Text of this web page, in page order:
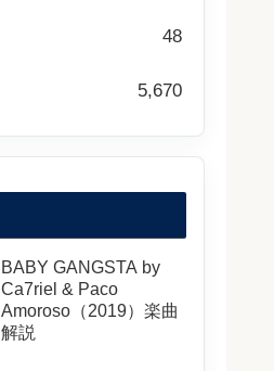
48
5,670
BABY GANGSTA by
Ca7riel & Paco
Amoroso（2019）楽曲
解説